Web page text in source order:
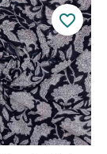
favorite_border